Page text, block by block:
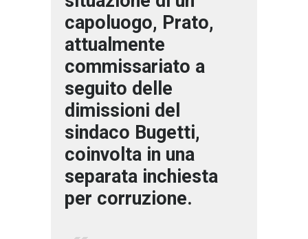
capoluogo, Prato,
attualmente
commissariato a
seguito delle
dimissioni del
sindaco Bugetti,
coinvolta in una
separata inchiesta
per corruzione.